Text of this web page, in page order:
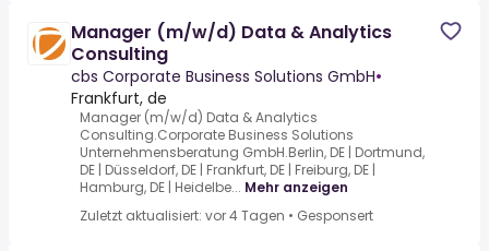
Manager (m/w/d) Data & Analytics
Consulting
cbs Corporate Business Solutions GmbH•
Frankfurt, de
Manager (m/w/d) Data & Analytics
Consulting.Corporate Business Solutions
Unternehmensberatung GmbH.Berlin, DE | Dortmund,
DE | Düsseldorf, DE | Frankfurt, DE | Freiburg, DE |
Hamburg, DE | Heidelbe... Mehr anzeigen
Zuletzt aktualisiert: vor 4 Tagen • Gesponsert